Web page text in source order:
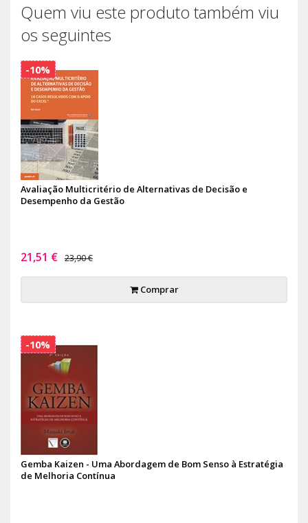
Quem viu este produto também viu
os seguintes
Avaliação Multicritério de Alternativas de Decisão e
Desempenho da Gestão
21,51 € 23,90 €
Comprar
-10%
Gemba Kaizen - Uma Abordagem de Bom Senso à Estratégia
de Melhoria Contínua
-10%